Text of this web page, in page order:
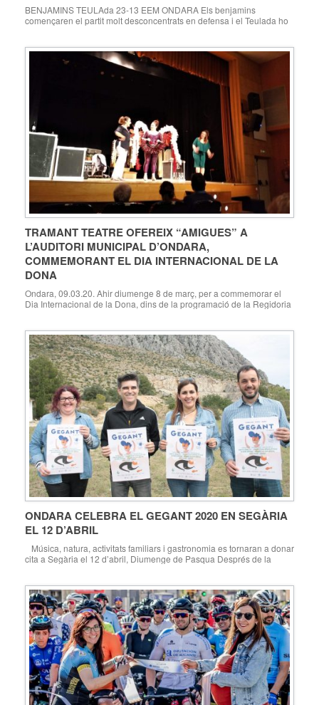
BENJAMINS TEULAda 23-13 EEM ONDARA Els benjamins
començaren el partit molt desconcentrats en defensa i el Teulada ho
semblant i aconseguí que els teuladins sols anotaren 3 punts en els
TRAMANT TEATRE OFEREIX “AMIGUES” A
L’AUDITORI MUNICIPAL D’ONDARA,
COMMEMORANT EL DIA INTERNACIONAL DE LA
DONA
Ondara, 09.03.20. Ahir diumenge 8 de març, per a commemorar el
Dia Internacional de la Dona, dins de la programació de la Regidoria
companyia Tramant Teatre. Un espectacle fresc, molt amè i […]
ONDARA CELEBRA EL GEGANT 2020 EN SEGÀRIA
EL 12 D’ABRIL
Música, natura, activitats familiars i gastronomia es tornaran a donar
cita a Segària el 12 d’abril, Diumenge de Pasqua Després de la
protagonitzaven el cartell de 2019 Ondara, 09.03.20. Ondara viurà
novament unes […]